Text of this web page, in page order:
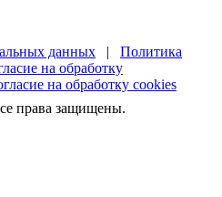
данных | Политика
на обработку
на обработку cookies
права защищены.